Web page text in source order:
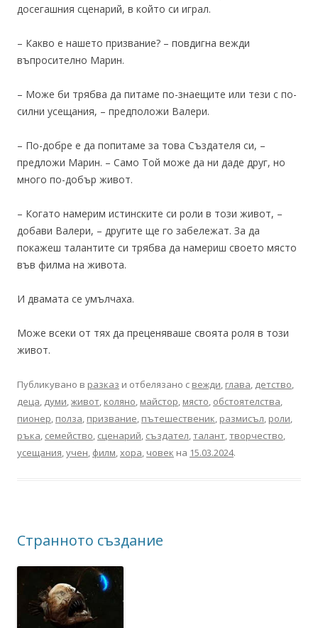
досегашния сценарий, в който си играл.
– Какво е нашето призвание? – повдигна вежди
въпросително Марин.
– Може би трябва да питаме по-знаещите или тези с по-
силни усещания, – предположи Валери.
– По-добре е да попитаме за това Създателя си, –
предложи Марин. – Само Той може да ни даде друг, но
много по-добър живот.
– Когато намерим истинските си роли в този живот, –
добави Валери, – другите ще го забележат. За да
покажеш талантите си трябва да намериш своето място
във филма на живота.
И двамата се умълчаха.
Може всеки от тях да преценяваше своята роля в този
живот.
Публикувано в разказ и отбелязано с вежди, глава, детство,
деца, думи,живот, коляно, майстор, място, обстоятелства,
пионер, полза, призвание, пътешественик, размисъл, роли,
ръка, семейство, сценарий, създател,талант,творчество,
усещания,учен, филм,хора, човек на 15.03.2024.
Странното създание